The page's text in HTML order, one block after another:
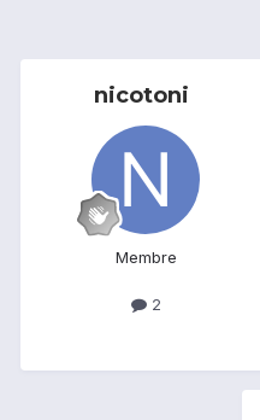
nicotoni
Membre
2